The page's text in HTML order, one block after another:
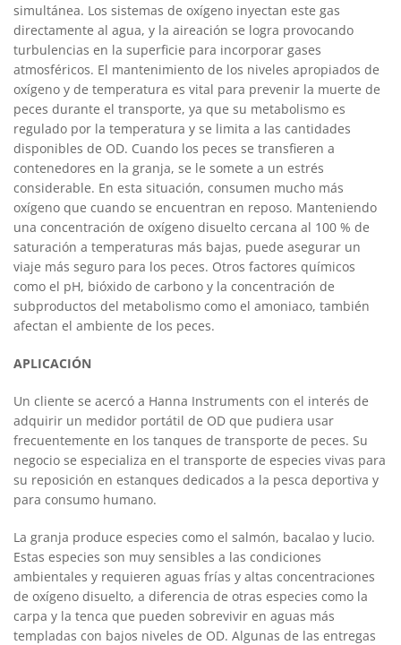
simultánea. Los sistemas de oxígeno inyectan este gas
directamente al agua, y la aireación se logra provocando
turbulencias en la superficie para incorporar gases
atmosféricos. El mantenimiento de los niveles apropiados de
oxígeno y de temperatura es vital para prevenir la muerte de
peces durante el transporte, ya que su metabolismo es
regulado por la temperatura y se limita a las cantidades
disponibles de OD. Cuando los peces se transfieren a
contenedores en la granja, se le somete a un estrés
considerable. En esta situación, consumen mucho más
oxígeno que cuando se encuentran en reposo. Manteniendo
una concentración de oxígeno disuelto cercana al 100 % de
saturación a temperaturas más bajas, puede asegurar un
viaje más seguro para los peces. Otros factores químicos
como el pH, bióxido de carbono y la concentración de
subproductos del metabolismo como el amoniaco, también
afectan el ambiente de los peces.
APLICACIÓN
Un cliente se acercó a Hanna Instruments con el interés de
adquirir un medidor portátil de OD que pudiera usar
frecuentemente en los tanques de transporte de peces. Su
negocio se especializa en el transporte de especies vivas para
su reposición en estanques dedicados a la pesca deportiva y
para consumo humano.
La granja produce especies como el salmón, bacalao y lucio.
Estas especies son muy sensibles a las condiciones
ambientales y requieren aguas frías y altas concentraciones
de oxígeno disuelto, a diferencia de otras especies como la
carpa y la tenca que pueden sobrevivir en aguas más
templadas con bajos niveles de OD. Algunas de las entregas